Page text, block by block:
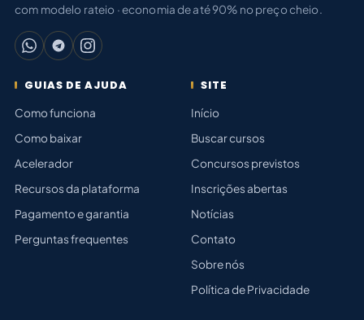
com modelo rateio · economia de até 90% no preço cheio.
GUIAS DE AJUDA
Como funciona
Como baixar
Acelerador
Recursos da plataforma
Pagamento e garantia
Perguntas frequentes
SITE
Início
Buscar cursos
Concursos previstos
Inscrições abertas
Notícias
Contato
Sobre nós
Política de Privacidade